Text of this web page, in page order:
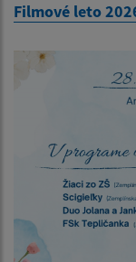
Filmové leto